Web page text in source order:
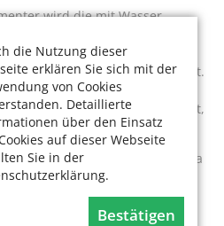
die Nutzung dieser
erklären Sie sich mit der
von Cookies
Detaillierte
über den Einsatz
auf dieser Webseite
Sie in der
Bestätigen
wird die mit Wasser
erwärmt und konstant
produzieren darin das
energiereiches Methan enthält.
wird es direkt in das Netz
Das, was am Ende übrigbleibt,
hilft damit gleich zweifach, Klima
das Biogas erspart der
Wirkung von rund 4.000